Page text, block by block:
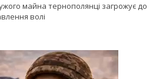
майна тернополянці загрожує до
волі